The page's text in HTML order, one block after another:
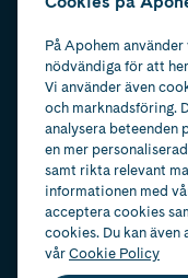
På Apohem
nödvändiga för att
Vi använder även
och marknadsföring.
analysera beteenden
en mer
samt rikta relevant
informationen med
acceptera cookies
cookies. Du kan även
vårCookie Policy